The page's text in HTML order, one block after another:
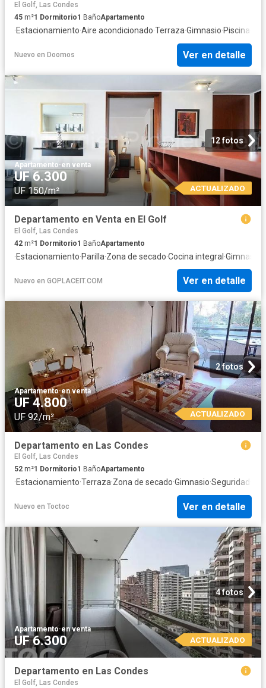
El Golf, Las Condes
45 m²1 Dormitorio1 BañoApartamento
·Estacionamiento·Aire acondicionado·Terraza·Gimnasio·Piscina
Nuevo en Doomos Ver en detalle
12 fotos
Apartamento·en venta
UF 6.300
UF 150/m² ACTUALIZADO
Departamento en Venta en El Golf
El Golf, Las Condes
42 m²1 Dormitorio1 BañoApartamento
·Estacionamiento·Parilla·Zona de secado·Cocina integral ·Gimnasio
Nuevo en GOPLACEIT.COM Ver en detalle
2 fotos
Apartamento·en venta
UF 4.800
UF 92/m² ACTUALIZADO
Departamento en Las Condes
El Golf, Las Condes
52 m²1 Dormitorio1 BañoApartamento
·Estacionamiento·Terraza·Zona de secado·Gimnasio·Seguridad
Nuevo en Toctoc Ver en detalle
4 fotos
Apartamento·en venta
UF 6.300 ACTUALIZADO
Departamento en Las Condes
El Golf, Las Condes